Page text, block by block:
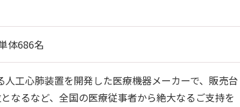
体686名
人工心肺装置を開発した医療機器メーカーで、販売台
なるなど、全国の医療従事者から絶大なるご支持を